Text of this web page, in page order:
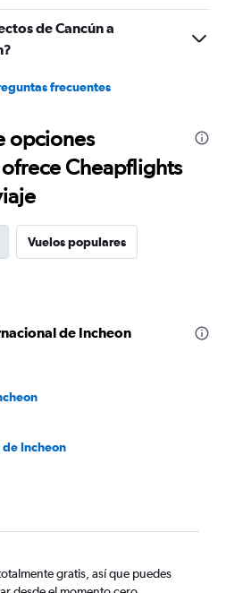
de Cancún a
frecuentes
opciones
Cheapflights
Vuelos populares
de Incheon
Incheon
gratis, así que puedes